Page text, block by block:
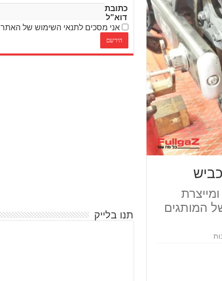
המותגים
כתובת
דוא"ל
אני מסכים לתנאי השימוש של האתר
תנו בלייק